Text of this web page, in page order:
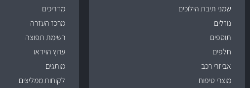
שמני תיבת הילוכים
נוזלים
תוספים
חלפים
אביזרי רכב
מוצרי טיפוח
מדריכים
מרכז העזרה
רשימת תפוצה
ערוץ הוידאו
מותגים
לקוחות ממליצים